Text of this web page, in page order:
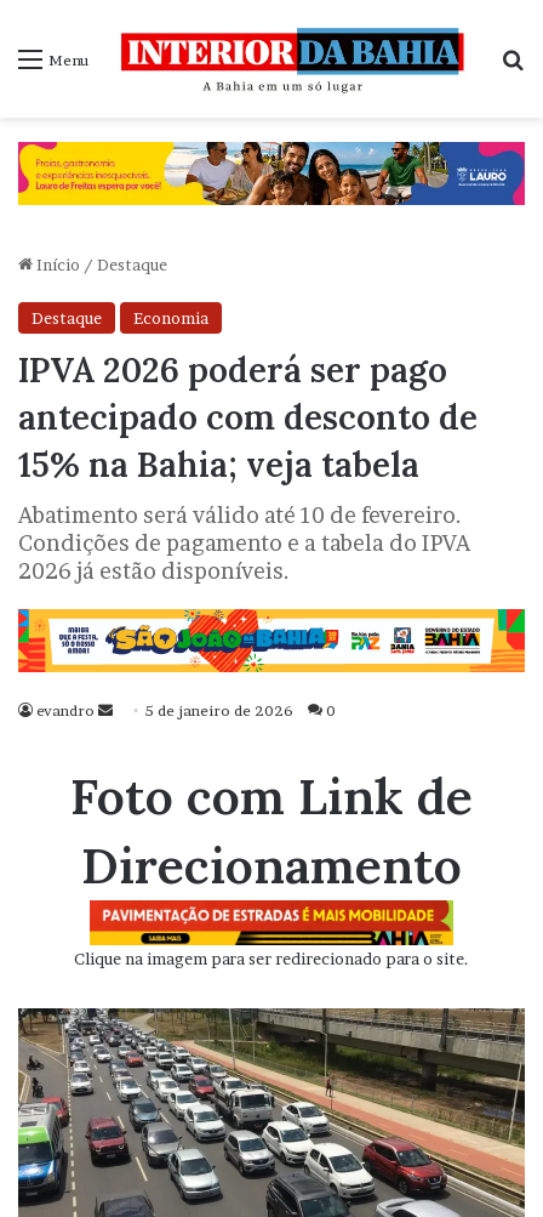
Menu
Início / Destaque
Destaque Economia
IPVA 2026 poderá ser pago
antecipado com desconto de
15% na Bahia; veja tabela
Abatimento será válido até 10 de fevereiro.
Condições de pagamento e a tabela do IPVA
2026 já estão disponíveis.
evandro
Mande
mail
5 de janeiro de 2026 0
Foto com Link de
Direcionamento
Clique na imagem para ser redirecionado para o site.